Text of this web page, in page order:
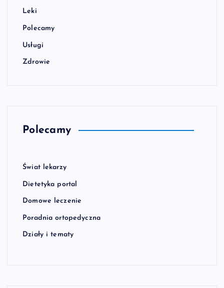
Leki
Polecamy
Usługi
Zdrowie
Polecamy
Świat lekarzy
Dietetyka portal
Domowe leczenie
Poradnia ortopedyczna
Działy i tematy